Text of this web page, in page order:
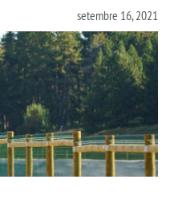
setembre 16, 2021